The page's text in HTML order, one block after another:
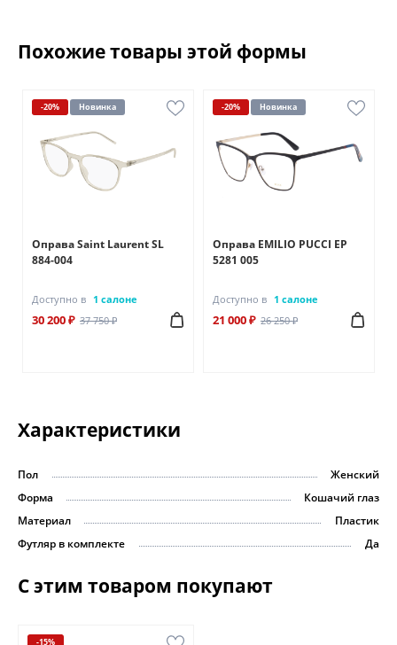
Похожие товары этой формы
-20% Новинка
Оправа Saint Laurent SL
884-004
Доступно в 1 салоне
30 200 ₽ 37 750 ₽
-20% Новинка
Оправа EMILIO PUCCI EP
5281 005
Доступно в 1 салоне
21 000 ₽ 26 250 ₽
Характеристики
Пол
Женский
Форма
Кошачий глаз
Материал
Пластик
Футляр в комплекте
Да
С этим товаром покупают
-15%